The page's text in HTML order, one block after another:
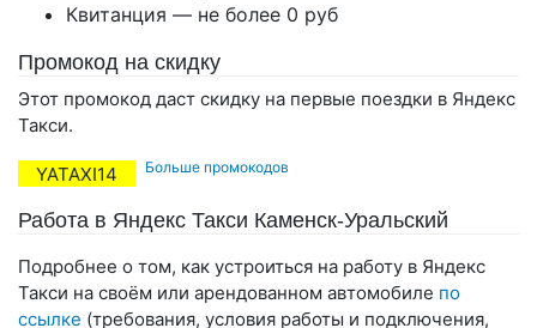
Квитанция — не более 0 руб
Промокод на скидку
Этот промокод даст скидку на первые поездки в Яндекс
Такси.
YATAXI14 Больше промокодов
Работа в Яндекс Такси Каменск-Уральский
Подробнее о том, как устроиться на работу в Яндекс
Такси на своём или арендованном автомобиле по
ссылке (требования, условия работы и подключения,